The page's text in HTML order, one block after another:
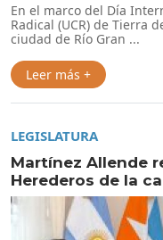
En el marco del Día
Radical (UCR) de Tierra
ciudad de Río Gran ...
Leer más +
LEGISLATURA
Martínez Allende
Herederos de la